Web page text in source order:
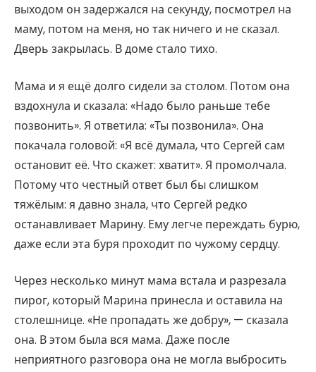
выходом он задержался на секунду, посмотрел на
маму, потом на меня, но так ничего и не сказал.
Дверь закрылась. В доме стало тихо.
Мама и я ещё долго сидели за столом. Потом она
вздохнула и сказала: «Надо было раньше тебе
позвонить». Я ответила: «Ты позвонила». Она
покачала головой: «Я всё думала, что Сергей сам
остановит её. Что скажет: хватит». Я промолчала.
Потому что честный ответ был бы слишком
тяжёлым: я давно знала, что Сергей редко
останавливает Марину. Ему легче переждать бурю,
даже если эта буря проходит по чужому сердцу.
Через несколько минут мама встала и разрезала
пирог, который Марина принесла и оставила на
столешнице. «Не пропадать же добру», — сказала
она. В этом была вся мама. Даже после
неприятного разговора она не могла выбросить